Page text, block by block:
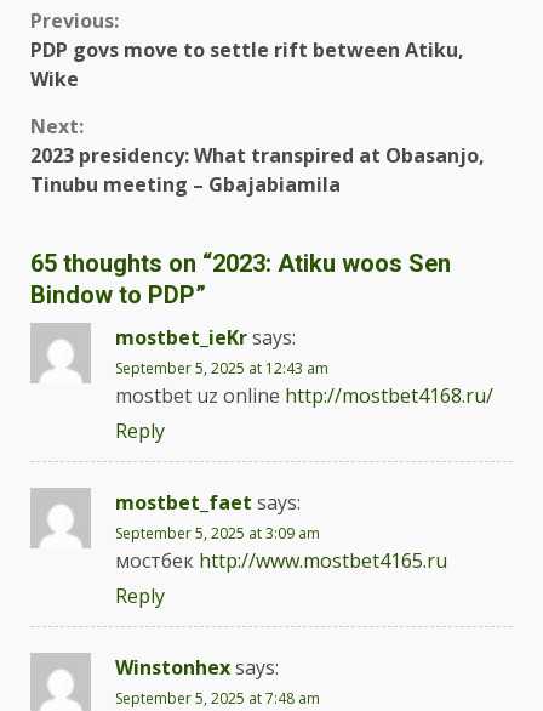
Previous:
PDP govs move to settle rift between Atiku,
Wike
Next:
2023 presidency: What transpired at Obasanjo,
Tinubu meeting – Gbajabiamila
65 thoughts on “2023: Atiku woos Sen
Bindow to PDP”
mostbet_ieKrsays:
September 5, 2025 at 12:43 am
mostbet uz online http://mostbet4168.ru/
Reply
mostbet_faet says:
September 5, 2025 at 3:09 am
мостбек http://www.mostbet4165.ru
Reply
Winstonhexsays:
September 5, 2025 at 7:48 am